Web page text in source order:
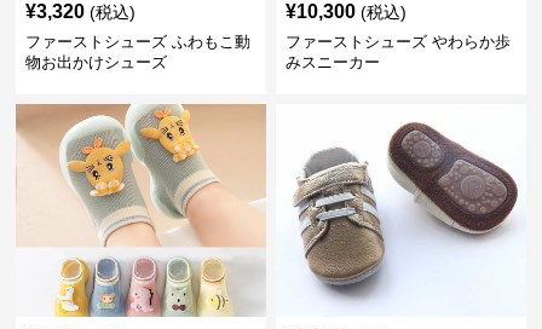
¥3,320 (税込)
ファーストシューズ ふわもこ動
物お出かけシューズ
¥10,300 (税込)
ファーストシューズ やわらか歩
みスニーカー